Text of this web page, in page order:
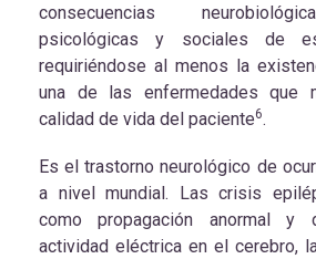
consecuencias
psicológicas y sociales de
requiriéndose al menos la
una de las enfermedades que
calidad de vida del paciente6.
Es el trastorno neurológico de
a nivel mundial. Las crisis
como propagación anormal y
actividad eléctrica en el cerebro,